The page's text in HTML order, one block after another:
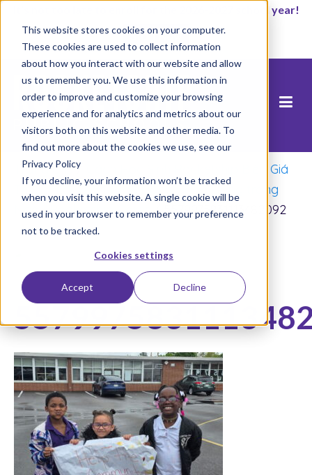
This website stores cookies on your computer.
These cookies are used to collect information
about how you interact with our website and allow
us to remember you. We use this information in
order to improve and customize your browsing
experience and for analytics and metrics about our
visitors both on this website and other media. To
find out more about the cookies we use, see our
Privacy Policy
If you decline, your information won’t be tracked
when you visit this website. A single cookie will be
used in your browser to remember your preference
not to be tracked.
Cookies settings
Accept Decline
It’s not too late to enroll for the 2026-2027 school year!
Start Now
Trang chủ/
Cách Học Sinh Rocketship Biến Giá
Trị Cốt Lõi Thành Tác Động Cộng Đồng trong
Ngày Rocketship Cares/5579975831113482092